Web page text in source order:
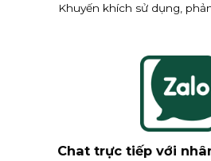
Khuyến khích sử dụng,
Chat trực tiếp với